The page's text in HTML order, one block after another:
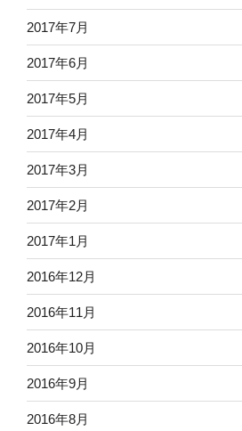
2017年7月
2017年6月
2017年5月
2017年4月
2017年3月
2017年2月
2017年1月
2016年12月
2016年11月
2016年10月
2016年9月
2016年8月